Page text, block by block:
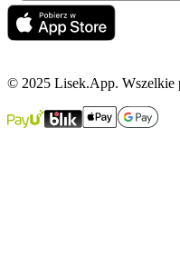
© 2025 Lisek.App. Wszelkie